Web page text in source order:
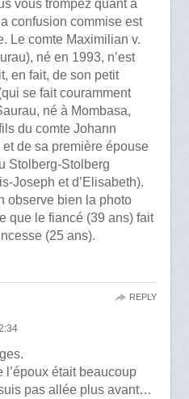
vous trompez quant à
confusion commise est
Le comte Maximilian v.
né en 1993, n’est
en fait, de son petit
se fait couramment
né à Mombasa,
du comte Johann
de sa première épouse
Stolberg-Stolberg
Joseph et d’Elisabeth).
observe bien la photo
que le fiancé (39 ans) fait
(25 ans).
l’époux était beaucoup
pas allée plus avant…
REPLY